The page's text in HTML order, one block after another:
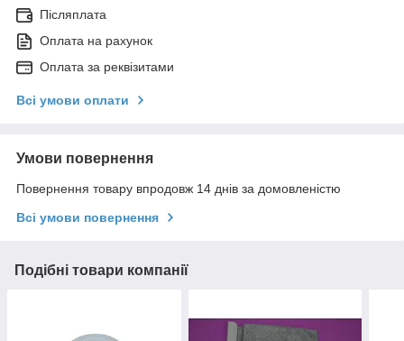
Післяплата
Оплата на рахунок
Оплата за реквізитами
Всі умови оплати
Умови повернення
Повернення товару впродовж 14 днів за домовленістю
Всі умови повернення
Подібні товари компанії